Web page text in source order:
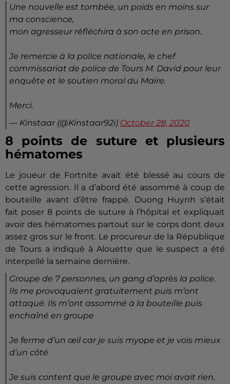
Une nouvelle est tombée, un poids en moins sur
ma conscience,
mon agresseur réfléchira à son acte en prison.
Je remercie à la police nationale, le chef
commissariat de police de Tours M. David pour leur
enquête et le soutien moral du Maire.
Merci.
— Kinstaar (@Kinstaar92i) October 28, 2020
8 points de suture et plusieurs
hématomes
Le joueur de Fortnite avait été blessé au cours de
cette agression. Il a d’abord été assommé à coup de
bouteille avant d’être frappé. Duong Huynh s’était
fait poser 8 points de suture à l’hôpital et expliquait
avoir des hématomes partout sur le corps dont deux
assez gros sur le front. Le procureur de la République
de Tours a indiqué à Alouette que le suspect a été
interpellé la semaine dernière.
Groupe de 7 personnes, un gang d’après la police.
Ils me provoquaient gratuitement puis m’ont
attaqué. Ils m’ont assommé à la bouteille puis
enchaîné en groupe
Je ferme d’un œil car je suis myope et je vois mieux
d’un côté
Je suis content que le groupe avec moi avait rien.